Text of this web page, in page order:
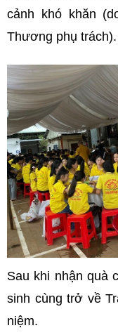
cảnh khó khăn
Thương phụ trách).
Sau khi nhận quà
sinh cùng trở về
niệm.